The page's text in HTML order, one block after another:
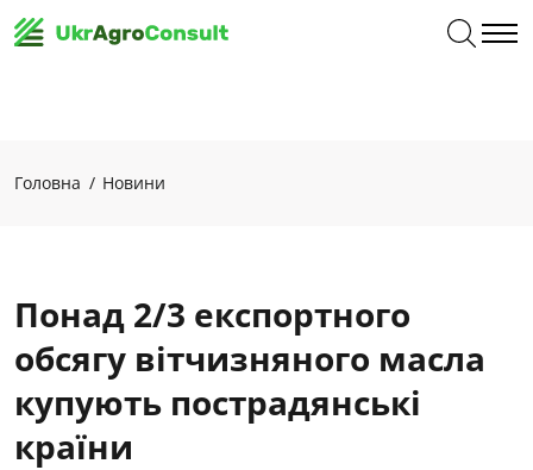
Головна Новини
Понад 2/3 експортного
обсягу вітчизняного масла
купують пострадянські
країни